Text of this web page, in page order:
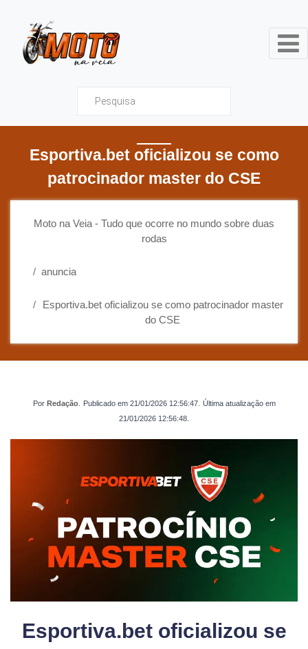
Moto na Veia - Tudo que
Esportiva.bet oficializou se como
patrocinador master do CSE
Moto na Veia - Tudo que ocorre no mundo sobre duas
rodas
anuncia
Esportiva.bet oficializou se como patrocinador master
do CSE
Por Redação. Publicado em 21/01/2026 12:56:47. Última atualização em
21/01/2026 12:56:48
Esportiva.bet oficializou se